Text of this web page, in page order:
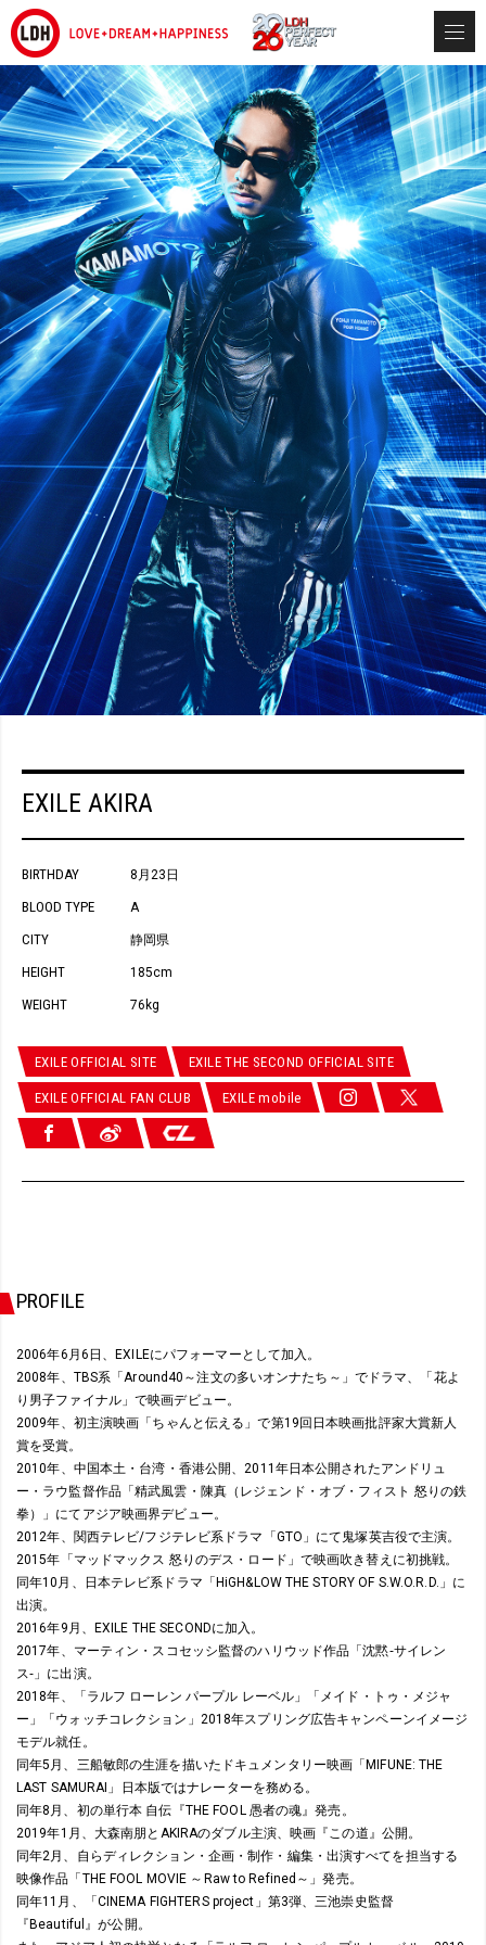
EXILE AKIRA
BIRTHDAY 8月23日
BLOOD TYPE A
CITY 静岡県
HEIGHT 185cm
WEIGHT 76kg
EXILE OFFICIAL SITE EXILE THE SECOND OFFICIAL SITE
EXILE OFFICIAL FAN CLUB EXILE mobile
PROFILE
2006年6月6日、EXILEにパフォーマーとして加入。
2008年、TBS系「Around40～注文の多いオンナたち～」でドラマ、「花よ
り男子ファイナル」で映画デビュー。
2009年、初主演映画「ちゃんと伝える」で第19回日本映画批評家大賞新人
賞を受賞。
2010年、中国本土・台湾・香港公開、2011年日本公開されたアンドリュ
ー・ラウ監督作品「精武風雲・陳真（レジェンド・オブ・フィスト 怒りの鉄
拳）」にてアジア映画界デビュー。
2012年、関西テレビ/フジテレビ系ドラマ「GTO」にて鬼塚英吉役で主演。
2015年「マッドマックス 怒りのデス・ロード」で映画吹き替えに初挑戦。
同年10月、日本テレビ系ドラマ「HiGH&LOW THE STORY OF S.W.O.R.D.」に
出演。
2016年9月、EXILE THE SECONDに加入。
2017年、マーティン・スコセッシ監督のハリウッド作品「沈黙‐サイレン
ス‐」に出演。
2018年、「ラルフ ローレン パープル レーベル」「メイド・トゥ・メジャ
ー」「ウォッチコレクション」2018年スプリング広告キャンペーンイメージ
モデル就任。
同年5月、三船敏郎の生涯を描いたドキュメンタリー映画「MIFUNE: THE
LAST SAMURAI」日本版ではナレーターを務める。
同年8月、初の単行本 自伝『THE FOOL 愚者の魂』発売。
2019年1月、大森南朋とAKIRAのダブル主演、映画『この道』公開。
同年2月、自らディレクション・企画・制作・編集・出演すべてを担当する
映像作品「THE FOOL MOVIE ～Raw to Refined～」発売。
同年11月、「CINEMA FIGHTERS project」第3弾、三池崇史監督
『Beautiful』が公開。